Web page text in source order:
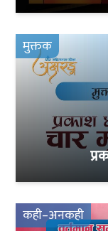
मुक्तक
कही–अनकही